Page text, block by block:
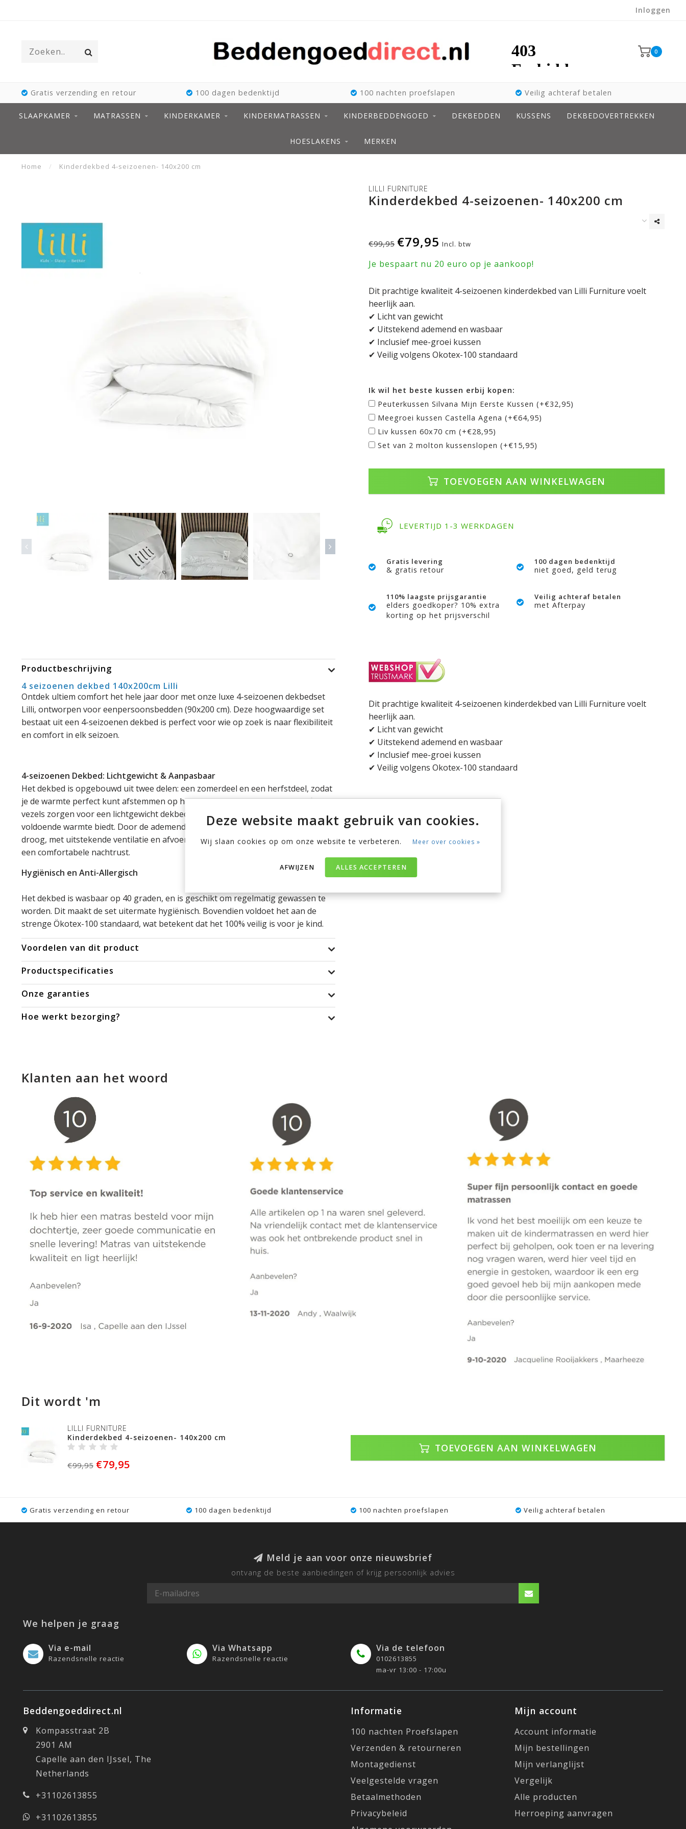
Inloggen
0
Gratis verzending en retour 100 dagen bedenktijd 100 nachten proefslapen Veilig achteraf betalen
SLAAPKAMER MATRASSEN KINDERKAMER KINDERMATRASSEN KINDERBEDDENGOED DEKBEDDEN KUSSENS DEKBEDOVERTREKKEN
HOESLAKENS MERKEN
Home / Kinderdekbed 4-seizoenen- 140x200 cm
LILLI FURNITURE
Kinderdekbed 4-seizoenen- 140x200 cm
€99,95 €79,95 Incl. btw
Je bespaart nu 20 euro op je aankoop!
Dit prachtige kwaliteit 4-seizoenen kinderdekbed van Lilli Furniture voelt
heerlijk aan.
✔ Licht van gewicht
✔ Uitstekend ademend en wasbaar
✔ Inclusief mee-groei kussen
✔ Veilig volgens Okotex-100 standaard
Ik wil het beste kussen erbij kopen:
Peuterkussen Silvana Mijn Eerste Kussen (+€32,95)
Meegroei kussen Castella Agena (+€64,95)
Liv kussen 60x70 cm (+€28,95)
Set van 2 molton kussenslopen (+€15,95)
TOEVOEGEN AAN WINKELWAGEN
LEVERTIJD 1-3 WERKDAGEN
Gratis levering
& gratis retour
100 dagen bedenktijd
niet goed, geld terug
110% laagste prijsgarantie
elders goedkoper? 10% extra
korting op het prijsverschil
Veilig achteraf betalen
met Afterpay
Productbeschrijving
4 seizoenen dekbed 140x200cm Lilli
Ontdek ultiem comfort het hele jaar door met onze luxe 4-seizoenen dekbedset
Lilli, ontworpen voor eenpersoonsbedden (90x200 cm). Deze hoogwaardige set
bestaat uit een 4-seizoenen dekbed is perfect voor wie op zoek is naar flexibiliteit
en comfort in elk seizoen.
4-seizoenen Dekbed: Lichtgewicht & Aanpasbaar
Het dekbed is opgebouwd uit twee delen: een zomerdeel en een herfstdeel, zodat
je de warmte perfect kunt afstemmen op het seizoen. De ultra zachte microfiber
vezels zorgen voor een lichtgewicht dekbed dat heerlijk zacht aanvoelt en toch
voldoende warmte biedt. Door de ademende structuur blijft het dekbed fris en
droog, met uitstekende ventilatie en afvoer van transpiratie, wat bijdraagt aan
een comfortabele nachtrust.
Hygiënisch en Anti-Allergisch
Het dekbed is wasbaar op 40 graden, en is geschikt om regelmatig gewassen te
worden. Dit maakt de set uitermate hygiënisch. Bovendien voldoet het aan de
strenge Ökotex-100 standaard, wat betekent dat het 100% veilig is voor je kind.
Voordelen van dit product
Productspecificaties
Onze garanties
Hoe werkt bezorging?
Dit prachtige kwaliteit 4-seizoenen kinderdekbed van Lilli Furniture voelt
heerlijk aan.
✔ Licht van gewicht
✔ Uitstekend ademend en wasbaar
✔ Inclusief mee-groei kussen
✔ Veilig volgens Okotex-100 standaard
Klanten aan het woord
Dit wordt 'm
LILLI FURNITURE
Kinderdekbed 4-seizoenen- 140x200 cm
€99,95 €79,95
TOEVOEGEN AAN WINKELWAGEN
Deze website maakt gebruik van cookies.
Wij slaan cookies op om onze website te verbeteren. Meer over cookies »
ALLES ACCEPTEREN
AFWIJZEN
Gratis verzending en retour 100 dagen bedenktijd 100 nachten proefslapen Veilig achteraf betalen
Meld je aan voor onze nieuwsbrief
ontvang de beste aanbiedingen of krijg persoonlijk advies
We helpen je graag
Via e-mail
Razendsnelle reactie
Via Whatsapp
Razendsnelle reactie
Via de telefoon
0102613855
ma-vr 13:00 - 17:00u
Beddengoeddirect.nl
Kompasstraat 2B
2901 AM
Capelle aan den IJssel, The
Netherlands
+31102613855
+31102613855
Informatie
100 nachten Proefslapen
Verzenden & retourneren
Montagedienst
Veelgestelde vragen
Betaalmethoden
Privacybeleid
Mijn account
Account informatie
Mijn bestellingen
Mijn verlanglijst
Vergelijk
Alle producten
Herroeping aanvragen